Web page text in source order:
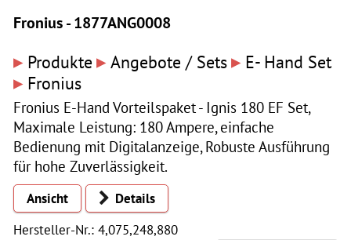
Fronius - 1877ANG0008
▸ Produkte ▸ Angebote / Sets▸ E- Hand Set
▸ Fronius
Fronius E-Hand Vorteilspaket - Ignis 180 EF Set,
Maximale Leistung: 180 Ampere, einfache
Bedienung mit Digitalanzeige, Robuste Ausführung
für hohe Zuverlässigkeit.
Ansicht
Details
Hersteller-Nr.: 4,075,248,880